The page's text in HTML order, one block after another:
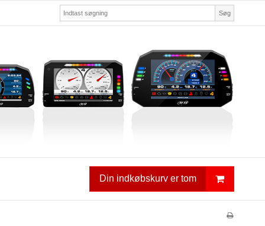
Søg
Din indkøbskurv er tom